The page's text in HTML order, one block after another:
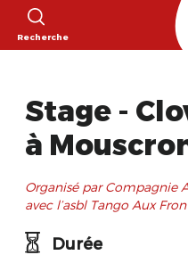
Recherche
Stage -
à
Organisé par Compagnie
avec l’asbl Tango Aux
Durée